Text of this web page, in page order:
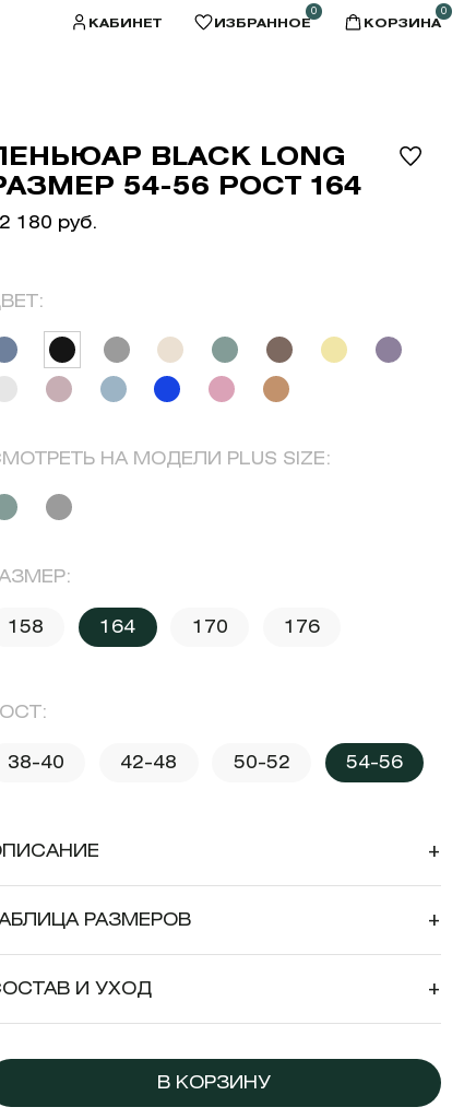
КАБИНЕТ ИЗБРАННОЕ
0
КОРЗИНА
0
BLACK LONG
54-56 РОСТ 164
180 руб.
НА МОДЕЛИ PLUS SIZE:
158 164 170 176
38-40 42-48 50-52 54-56
+
РАЗМЕРОВ +
И УХОД +
В КОРЗИНУ